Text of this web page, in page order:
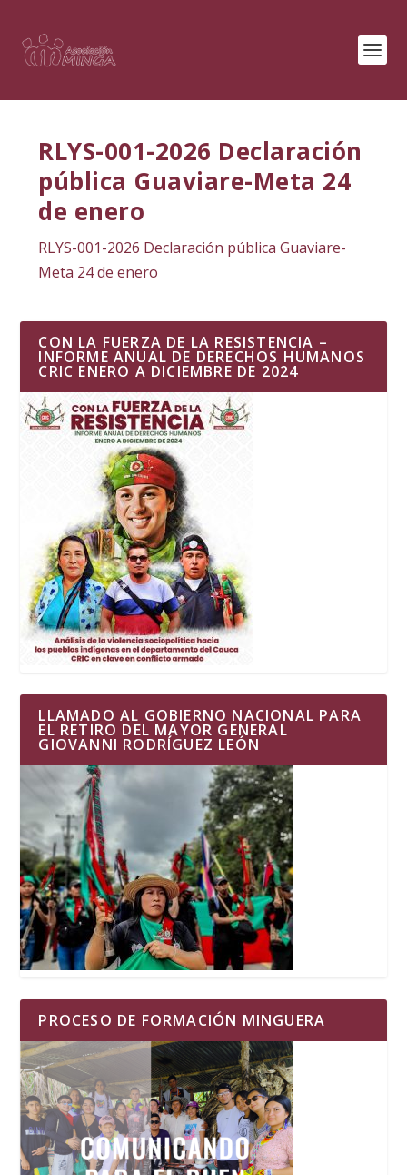
RLYS-001-2026 Declaración
pública Guaviare-Meta 24
de enero
RLYS-001-2026 Declaración pública Guaviare-
Meta 24 de enero
CON LA FUERZA DE LA RESISTENCIA –
INFORME ANUAL DE DERECHOS HUMANOS
CRIC ENERO A DICIEMBRE DE 2024
LLAMADO AL GOBIERNO NACIONAL PARA
EL RETIRO DEL MAYOR GENERAL
GIOVANNI RODRÍGUEZ LEÓN
PROCESO DE FORMACIÓN MINGUERA